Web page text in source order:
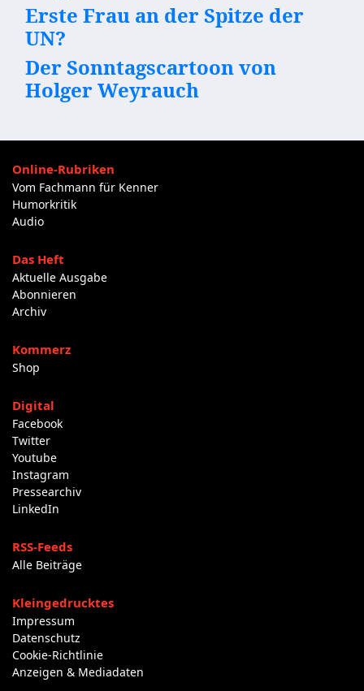
Erste Frau an der Spitze der
UN?
Der Sonntagscartoon von
Holger Weyrauch
Online-Rubriken
Vom Fachmann für Kenner
Humorkritik
Audio
Das Heft
Aktuelle Ausgabe
Abonnieren
Archiv
Kommerz
Shop
Digital
Facebook
Twitter
Youtube
Instagram
Pressearchiv
LinkedIn
RSS-Feeds
Alle Beiträge
Kleingedrucktes
Impressum
Datenschutz
Cookie-Richtlinie
Anzeigen & Mediadaten